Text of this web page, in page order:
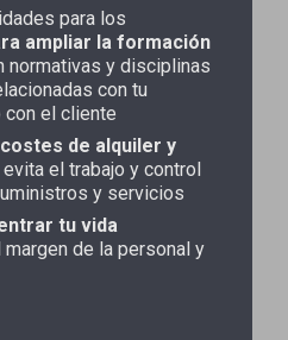
para los
ampliar la formación
normativas y disciplinas
con tu
con el cliente
de alquiler y
evita el trabajo y control
y servicios
tu vida
margen de la personal y